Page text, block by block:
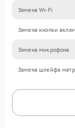
Замена Wi-Fi
Замена кнопки
Замена микрофона
Замена шлейфа